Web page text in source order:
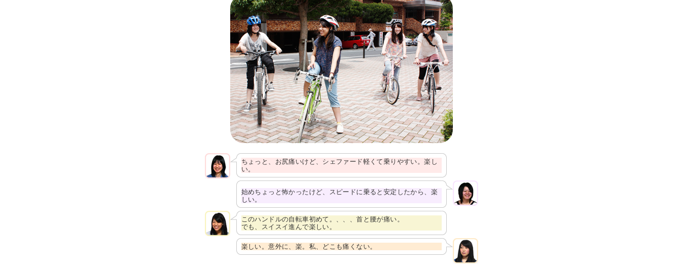
ちょっと、お尻痛いけど、シェファード軽くて乗りやすい。楽し
い。
始めちょっと怖かったけど、スピードに乗ると安定したから、楽
しい。
このハンドルの自転車初めて。、、、首と腰が痛い。
でも、スイスイ進んで楽しい。
楽しい。意外に、楽。私、どこも痛くない。